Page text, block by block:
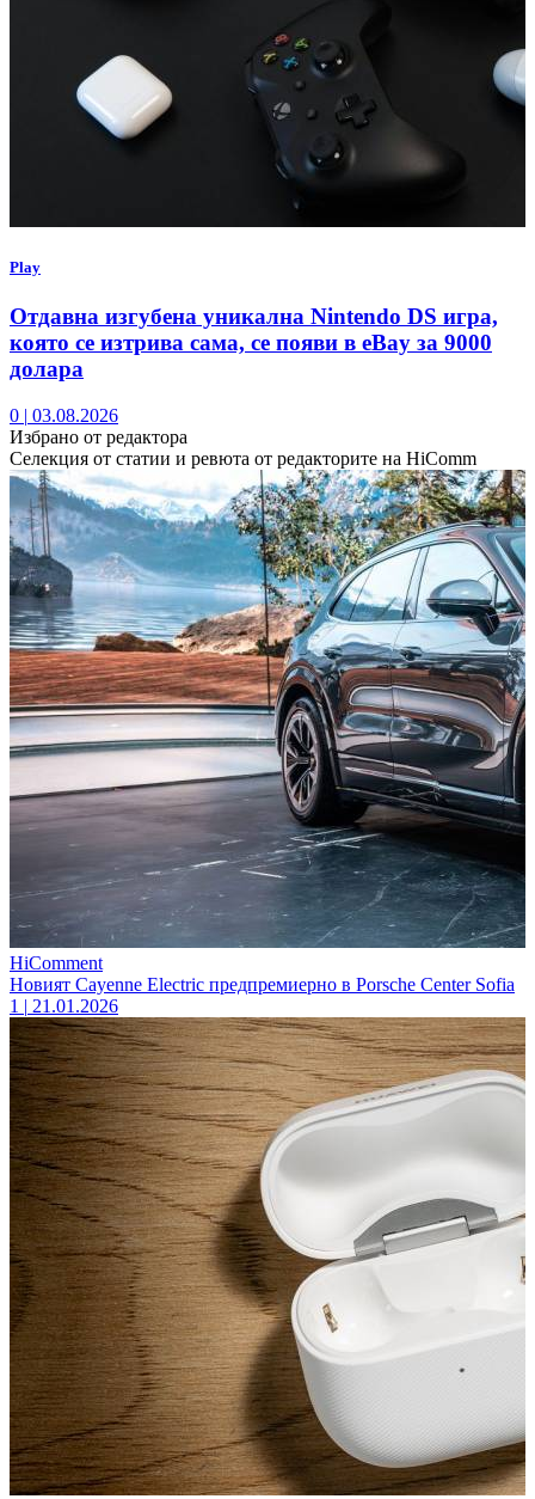
Play
Отдавна изгубена уникална Nintendo DS игра,
която се изтрива сама, се появи в eBay за 9000
долара
0 | 03.08.2026
Избрано от редактора
Селекция от статии и ревюта от редакторите на HiComm
HiComment
Новият Cayenne Electric предпремиерно в Porsche Center Sofia
1 | 21.01.2026